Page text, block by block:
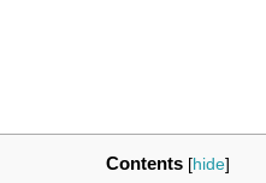
Contents [hide]